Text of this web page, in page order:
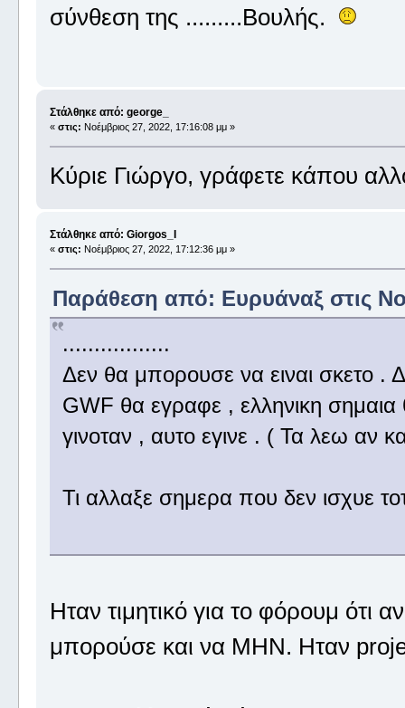
σύνθεση της .........Βουλής.
Στάλθηκε από: george_
« στις: Νοέμβριος 27, 2022, 17:16:08 μμ »
Κύριε Γιώργο, γράφετε κάπου
Στάλθηκε από: Giorgos_I
« στις: Νοέμβριος 27, 2022, 17:12:36 μμ »
Παράθεση από: Ευρυάναξ στις
.................
Δεν θα μπορουσε να ειναι σκετο .
GWF θα εγραφε , ελληνικη
γινοταν , αυτο εγινε . ( Τα λεω αν
Τι αλλαξε σημερα που δεν ισχυε
Ηταν τιμητικό για το φόρουμ ότι
μπορούσε και να ΜΗΝ. Ηταν